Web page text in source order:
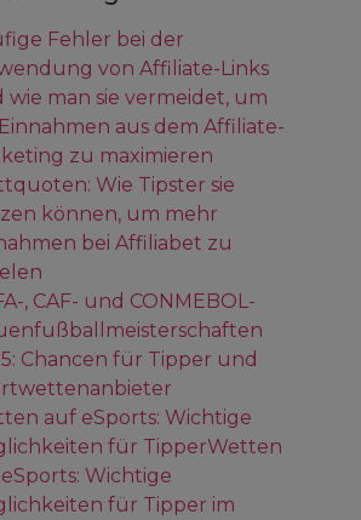
Fehler bei der
von Affiliate-Links
wie man sie vermeidet, um
aus dem Affiliate-
zu maximieren
Wie Tipster sie
können, um mehr
bei Affiliabet zu
, CAF- und CONMEBOL-
Chancen für Tipper und
auf eSports: Wichtige
für TipperWetten
Wichtige
für Tipper im